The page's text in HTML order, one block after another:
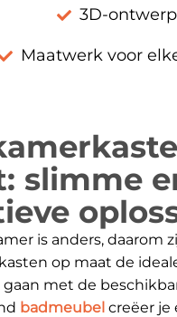
3D-ontwerp
Maatwerk voor
slimme
is anders, daarom
op maat de
met de
badmeubel creëer je